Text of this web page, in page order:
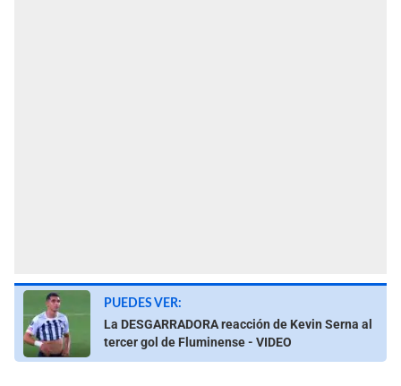
PUEDES VER:
La DESGARRADORA reacción de Kevin Serna al
tercer gol de Fluminense - VIDEO